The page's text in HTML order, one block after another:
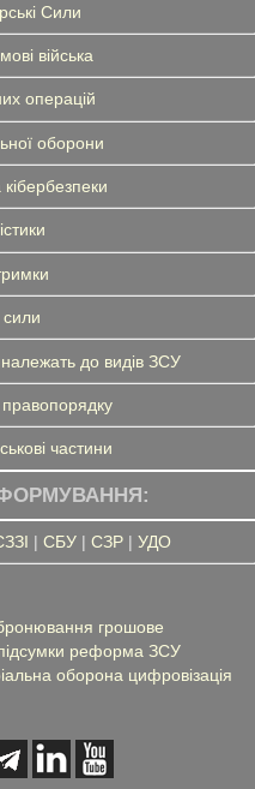
Сили
війська
операцій
оборони
кібербезпеки
до видів ЗСУ
частини
ФОРМУВАННЯ:
| СБУ| СЗР| УДО
грошове
реформа ЗСУ
оборона цифровізація